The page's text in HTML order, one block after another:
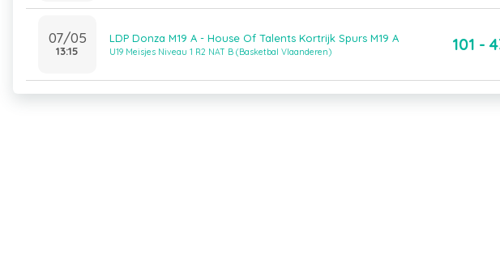
07/05
13:15
LDP Donza M19 A - House Of Talents Kortrijk Spurs M19 A
U19 Meisjes Niveau 1 R2 NAT B (Basketbal Vlaanderen) 101 -